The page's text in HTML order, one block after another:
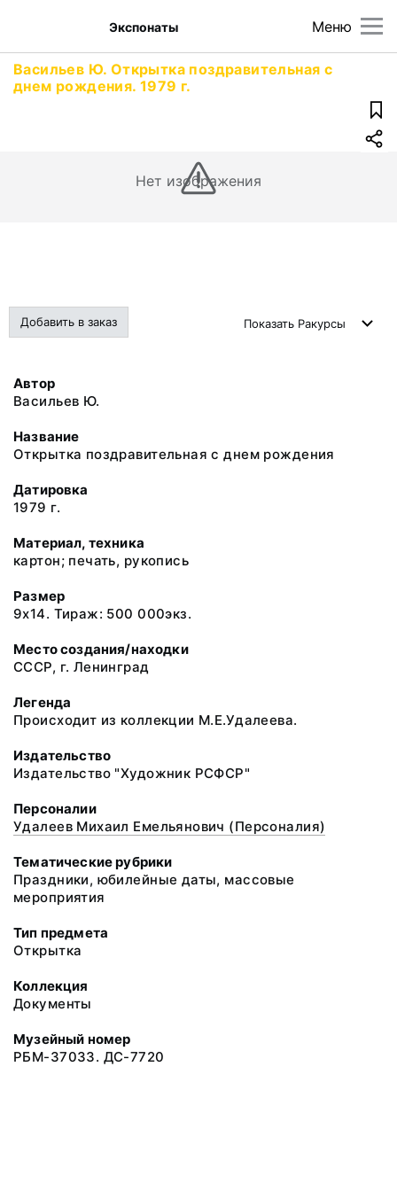
Меню
Экспонаты
Васильев Ю. Открытка поздравительная с
днем рождения. 1979 г.
Нет изображения
Добавить в заказ Показать Ракурсы
Автор
Васильев Ю.
Название
Открытка поздравительная с днем рождения
Датировка
1979 г.
Материал, техника
картон; печать, рукопись
Размер
9х14. Тираж: 500 000экз.
Место создания/находки
СССР, г. Ленинград
Легенда
Происходит из коллекции М.Е.Удалеева.
Издательство
Издательство "Художник РСФСР"
Персоналии
Удалеев Михаил Емельянович (Персоналия)
Тематические рубрики
Праздники, юбилейные даты, массовые
мероприятия
Тип предмета
Открытка
Коллекция
Документы
Музейный номер
РБМ-37033. ДС-7720